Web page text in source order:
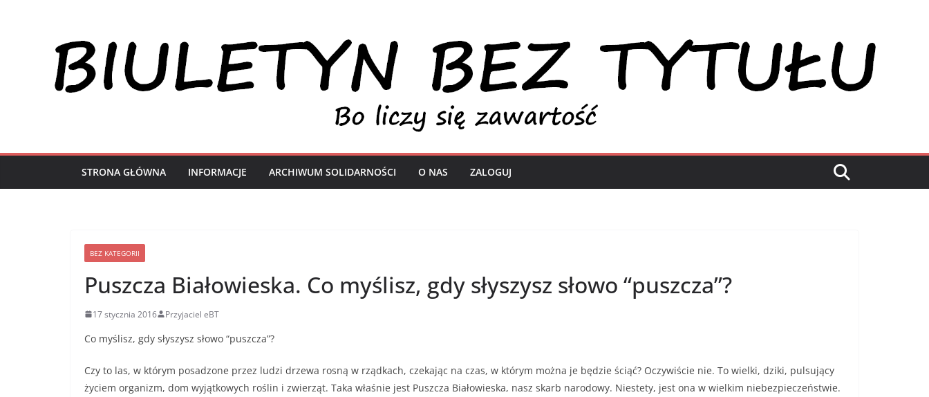
STRONA GŁÓWNA INFORMACJE ARCHIWUM SOLIDARNOŚCI O NAS ZALOGUJ
BEZ KATEGORII
Puszcza Białowieska. Co myślisz, gdy słyszysz słowo “puszcza”?
17 stycznia 2016 Przyjaciel eBT
Co myślisz, gdy słyszysz słowo “puszcza”?
Czy to las, w którym posadzone przez ludzi drzewa rosną w rządkach, czekając na czas, w którym można je będzie ściąć? Oczywiście nie. To wielki, dziki, pulsujący
życiem organizm, dom wyjątkowych roślin i zwierząt. Taka właśnie jest Puszcza Białowieska, nasz skarb narodowy. Niestety, jest ona w wielkim niebezpieczeństwie.